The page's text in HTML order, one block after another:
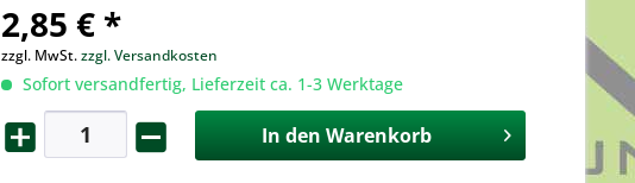
2,85 € *
zzgl. MwSt.zzgl. Versandkosten
Sofort versandfertig, Lieferzeit ca. 1-3 Werktage
In den Warenkorb